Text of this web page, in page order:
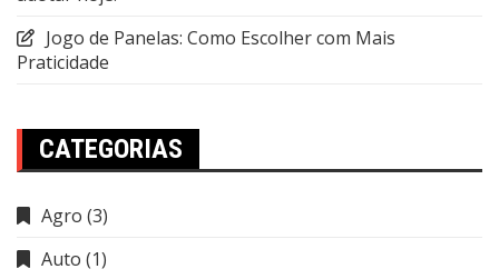
Jogo de Panelas: Como Escolher com Mais
Praticidade
CATEGORIAS
Agro (3)
Auto (1)